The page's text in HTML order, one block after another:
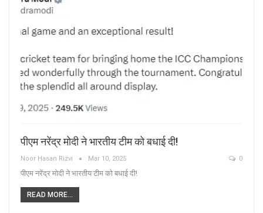
पीएम नरेंद्र मोदी ने भारतीय टीम को बधाई दी!
Noor Hasan Rizvi Mar 10, 2025 0
पीएम नरेंद्र मोदी ने भारतीय टीम को बधाई दी!
READ MORE...